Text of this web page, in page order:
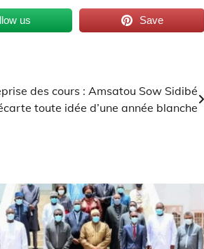
us Save
des cours : Amsatou Sow Sidibé
toute idée d’une année blanche